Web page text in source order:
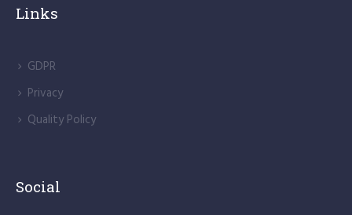
Links
GDPR
Privacy
Quality Policy
Social